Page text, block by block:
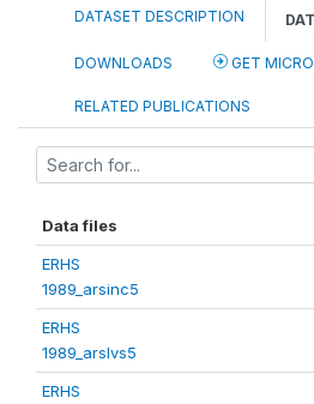
DATASET DESCRIPTION
DOWNLOADS GET
RELATED PUBLICATIONS
Data files
ERHS
1989_arsinc5
ERHS
1989_arslvs5
ERHS